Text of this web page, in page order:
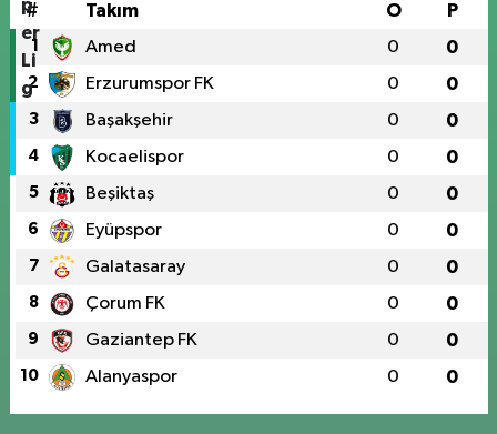
# Takım O P
1 Amed 0 0
2 Erzurumspor FK 0 0
3 Başakşehir 0 0
4 Kocaelispor 0 0
5 Beşiktaş 0 0
6 Eyüpspor 0 0
7 Galatasaray 0 0
8 Çorum FK 0 0
9 Gaziantep FK 0 0
10 Alanyaspor 0 0